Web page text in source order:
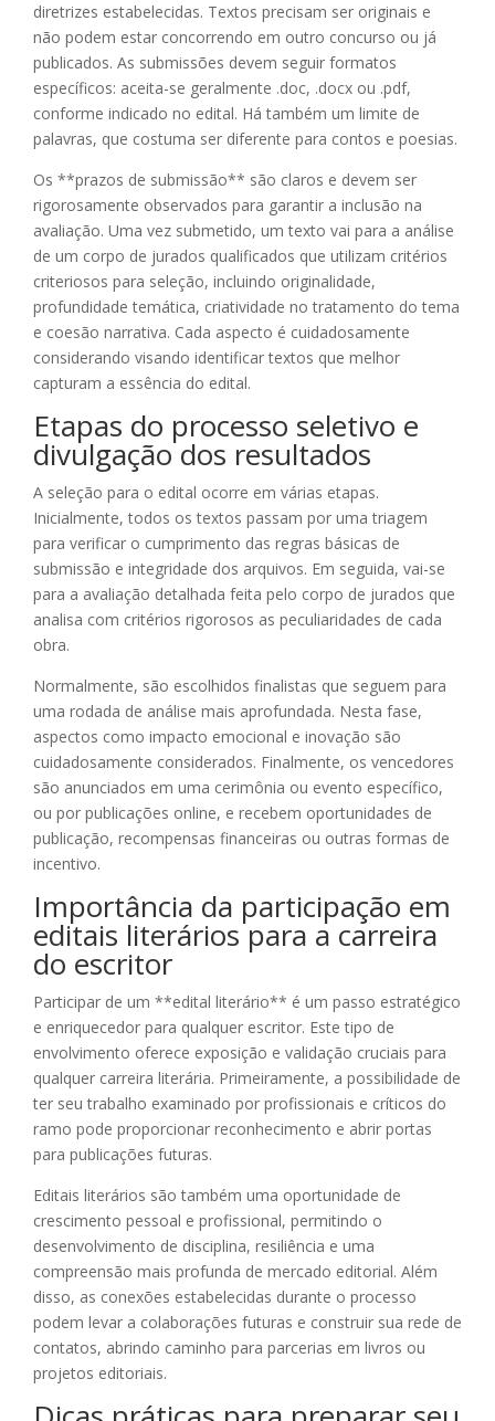
diretrizes estabelecidas. Textos precisam ser originais e
não podem estar concorrendo em outro concurso ou já
publicados. As submissões devem seguir formatos
específicos: aceita-se geralmente .doc, .docx ou .pdf,
conforme indicado no edital. Há também um limite de
palavras, que costuma ser diferente para contos e poesias.
Os **prazos de submissão** são claros e devem ser
rigorosamente observados para garantir a inclusão na
avaliação. Uma vez submetido, um texto vai para a análise
de um corpo de jurados qualificados que utilizam critérios
criteriosos para seleção, incluindo originalidade,
profundidade temática, criatividade no tratamento do tema
e coesão narrativa. Cada aspecto é cuidadosamente
considerando visando identificar textos que melhor
capturam a essência do edital.
Etapas do processo seletivo e
divulgação dos resultados
A seleção para o edital ocorre em várias etapas.
Inicialmente, todos os textos passam por uma triagem
para verificar o cumprimento das regras básicas de
submissão e integridade dos arquivos. Em seguida, vai-se
para a avaliação detalhada feita pelo corpo de jurados que
analisa com critérios rigorosos as peculiaridades de cada
obra.
Normalmente, são escolhidos finalistas que seguem para
uma rodada de análise mais aprofundada. Nesta fase,
aspectos como impacto emocional e inovação são
cuidadosamente considerados. Finalmente, os vencedores
são anunciados em uma cerimônia ou evento específico,
ou por publicações online, e recebem oportunidades de
publicação, recompensas financeiras ou outras formas de
incentivo.
Importância da participação em
editais literários para a carreira
do escritor
Participar de um **edital literário** é um passo estratégico
e enriquecedor para qualquer escritor. Este tipo de
envolvimento oferece exposição e validação cruciais para
qualquer carreira literária. Primeiramente, a possibilidade de
ter seu trabalho examinado por profissionais e críticos do
ramo pode proporcionar reconhecimento e abrir portas
para publicações futuras.
Editais literários são também uma oportunidade de
crescimento pessoal e profissional, permitindo o
desenvolvimento de disciplina, resiliência e uma
compreensão mais profunda de mercado editorial. Além
disso, as conexões estabelecidas durante o processo
podem levar a colaborações futuras e construir sua rede de
contatos, abrindo caminho para parcerias em livros ou
projetos editoriais.